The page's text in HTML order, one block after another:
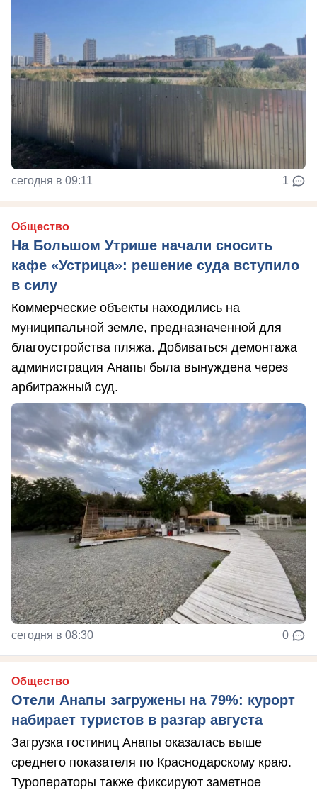
сегодня в 09:11 1
Общество
На Большом Утрише начали сносить
кафе «Устрица»: решение суда вступило
в силу
Коммерческие объекты находились на
муниципальной земле, предназначенной для
благоустройства пляжа. Добиваться демонтажа
администрация Анапы была вынуждена через
арбитражный суд.
сегодня в 08:30 0
Общество
Отели Анапы загружены на 79%: курорт
набирает туристов в разгар августа
Загрузка гостиниц Анапы оказалась выше
среднего показателя по Краснодарскому краю.
Туроператоры также фиксируют заметное